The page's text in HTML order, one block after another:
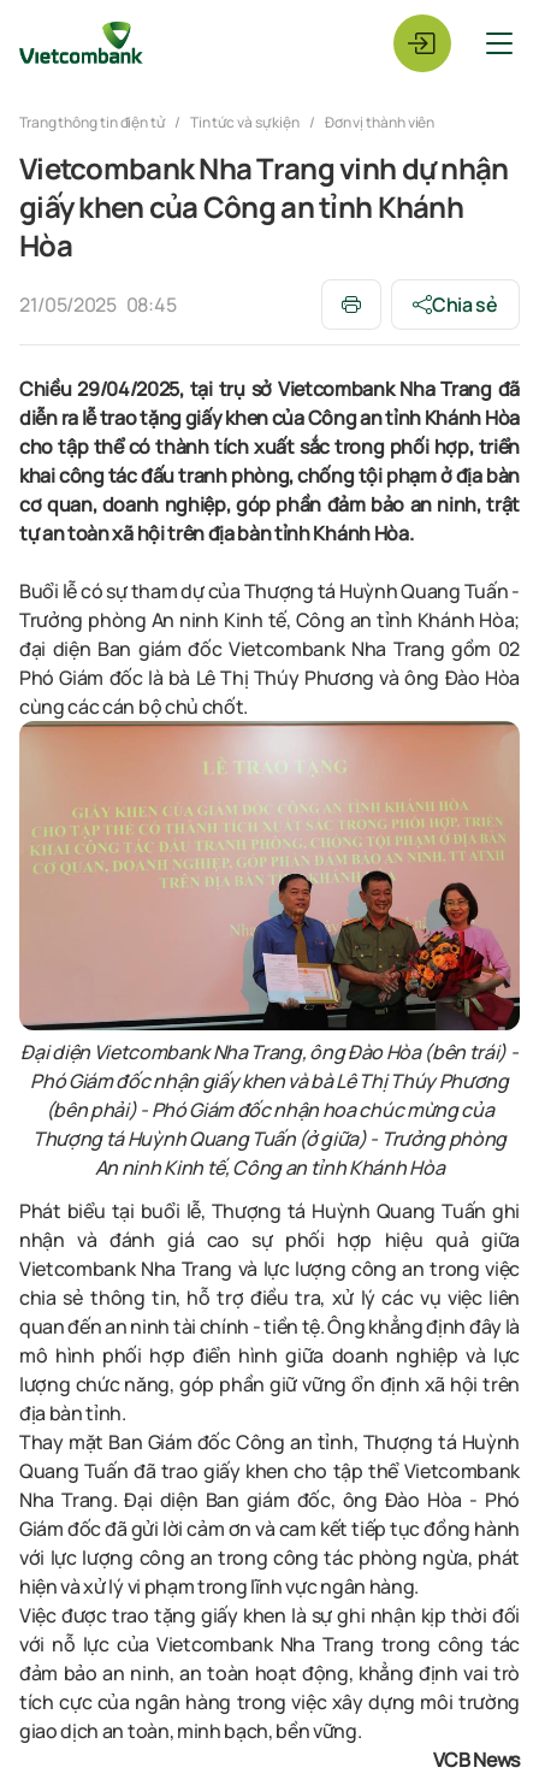
Trang thông tin điện tử Tin tức và sự kiện Đơn vị thành viên
Vietcombank Nha Trang vinh dự nhận
giấy khen của Công an tỉnh Khánh
Hòa
21/05/2025 08:45 Chia sẻ
Chiều 29/04/2025, tại trụ sở Vietcombank Nha Trang đã
diễn ra lễ trao tặng giấy khen của Công an tỉnh Khánh Hòa
cho tập thể có thành tích xuất sắc trong phối hợp, triển
khai công tác đấu tranh phòng, chống tội phạm ở địa bàn
cơ quan, doanh nghiệp, góp phần đảm bảo an ninh, trật
tự an toàn xã hội trên địa bàn tỉnh Khánh Hòa.
Buổi lễ có sự tham dự của Thượng tá Huỳnh Quang Tuấn -
Trưởng phòng An ninh Kinh tế, Công an tỉnh Khánh Hòa;
đại diện Ban giám đốc Vietcombank Nha Trang gồm 02
Phó Giám đốc là bà Lê Thị Thúy Phương và ông Đào Hòa
cùng các cán bộ chủ chốt.
Đại diện Vietcombank Nha Trang, ông Đào Hòa (bên trái) -
Phó Giám đốc nhận giấy khen và bà Lê Thị Thúy Phương
(bên phải) - Phó Giám đốc nhận hoa chúc mừng của
Thượng tá Huỳnh Quang Tuấn (ở giữa) - Trưởng phòng
An ninh Kinh tế, Công an tỉnh Khánh Hòa
Phát biểu tại buổi lễ, Thượng tá Huỳnh Quang Tuấn ghi
nhận và đánh giá cao sự phối hợp hiệu quả giữa
Vietcombank Nha Trang và lực lượng công an trong việc
chia sẻ thông tin, hỗ trợ điều tra, xử lý các vụ việc liên
quan đến an ninh tài chính - tiền tệ. Ông khẳng định đây là
mô hình phối hợp điển hình giữa doanh nghiệp và lực
lượng chức năng, góp phần giữ vững ổn định xã hội trên
địa bàn tỉnh.
Thay mặt Ban Giám đốc Công an tỉnh, Thượng tá Huỳnh
Quang Tuấn đã trao giấy khen cho tập thể Vietcombank
Nha Trang. Đại diện Ban giám đốc, ông Đào Hòa - Phó
Giám đốc đã gửi lời cảm ơn và cam kết tiếp tục đồng hành
với lực lượng công an trong công tác phòng ngừa, phát
hiện và xử lý vi phạm trong lĩnh vực ngân hàng.
Việc được trao tặng giấy khen là sự ghi nhận kịp thời đối
với nỗ lực của Vietcombank Nha Trang trong công tác
đảm bảo an ninh, an toàn hoạt động, khẳng định vai trò
tích cực của ngân hàng trong việc xây dựng môi trường
giao dịch an toàn, minh bạch, bền vững.
VCB News